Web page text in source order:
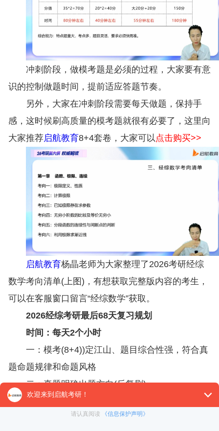
冲刺阶段，做模考题是必须的过程，大家要有意
识的控制做题时间，提前适应答题节奏。
另外，大家在冲刺阶段需要每天做题，保持手
感，这时候刷高质量的模考题就很有必要了，这里向
大家推荐启航教育8+4套卷，大家可以点击购买>>
启航教育杨晶老师为大家整理了2026考研经综
数学考向清单(上图)，有想获取完整版内容的考生，
可以在客服窗口留言“经综数学”获取。
2026经综考研最后68天复习规划
时间：每天2个小时
一：模考(8+4))定江山、题目综合性强，符合真
题命题规律和命题风格
二：真题明确出题方向(反复刷)